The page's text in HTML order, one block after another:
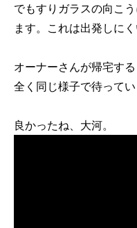
でもすりガラスの向こ
ます。これは出発しにく
オーナーさんが帰宅す
全く同じ様子で待って
良かったね、大河。